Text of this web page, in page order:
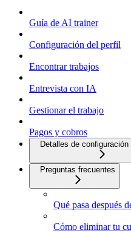
Guía de AI trainer
Configuración del perfil
Encontrar trabajos
Entrevista con IA
Gestionar el trabajo
Pagos y cobros
Detalles de configuración
Preguntas frecuentes
Qué pasa después
Cómo eliminar tu